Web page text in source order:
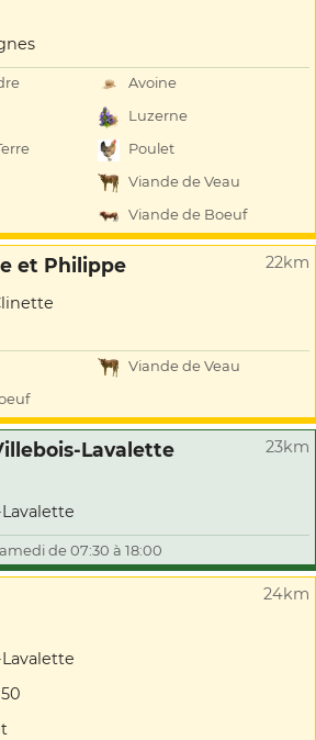
Avoine
Luzerne
Poulet
Viande de Veau
Viande de Boeuf
et Philippe 22km
Viande de Veau
Lavalette 23km
de 07:30 à 18:00
24km